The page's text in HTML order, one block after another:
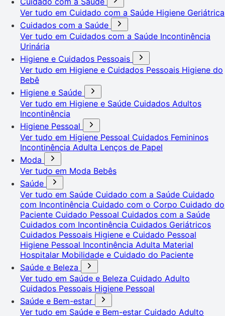
Ver tudo em Cuidado com a Saúde Higiene Geriátrica
Cuidados com a Saúde
Ver tudo em Cuidados com a Saúde Incontinência
Urinária
Higiene e Cuidados Pessoais
Ver tudo em Higiene e Cuidados Pessoais Higiene do
Bebê
Higiene e Saúde
Ver tudo em Higiene e Saúde Cuidados Adultos
Incontinência
Higiene Pessoal
Ver tudo em Higiene Pessoal Cuidados Femininos
Incontinência Adulta Lenços de Papel
Moda
Ver tudo em Moda Bebês
Saúde
Ver tudo em Saúde Cuidado com a Saúde Cuidado
com Incontinência Cuidado com o Corpo Cuidado do
Paciente Cuidado Pessoal Cuidados com a Saúde
Cuidados com Incontinência Cuidados Geriátricos
Cuidados Pessoais Higiene e Cuidado Pessoal
Higiene Pessoal Incontinência Adulta Material
Hospitalar Mobilidade e Cuidado do Paciente
Saúde e Beleza
Ver tudo em Saúde e Beleza Cuidado Adulto
Cuidados Pessoais Higiene Pessoal
Saúde e Bem-estar
Ver tudo em Saúde e Bem-estar Cuidado Adulto